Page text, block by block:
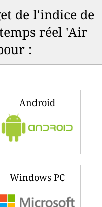
de l'indice de
réel 'Air
:
Android
Windows PC